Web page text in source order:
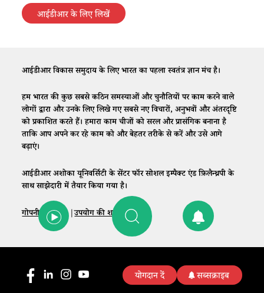
आईडीआर के लिए लिखें
आईडीआर विकास समुदाय के लिए भारत का पहला स्वतंत्र ज्ञान मंच है।
हम भारत की कुछ सबसे कठिन समस्याओं और चुनौतियों पर काम करने वाले
लोगों द्वारा और उनके लिए लिखे गए सबसे नए विचारों, अनुभवों और अंतरदृष्टि
को प्रकाशित करते हैं। हमारा काम चीजों को सरल और प्रासंगिक बनाना है
ताकि आप अपने कर रहे काम को और बेहतर तरीके से करें और उसे आगे
बढ़ाएं।
आईडीआर अशोका यूनिवर्सिटी के सेंटर फॉर सोशल इम्पैक्ट एंड फ़िलैन्थ्रपी के
साथ साझेदारी में तैयार किया गया है।
गोपनीयता नीति|उपयोग की शर्तें |संपर्क
योगदान दें सब्सक्राइब